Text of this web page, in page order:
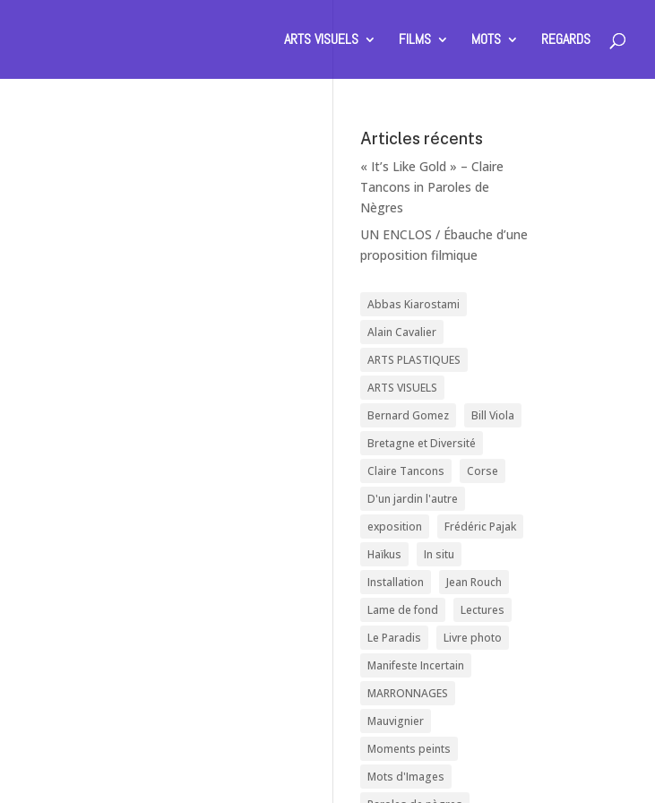
ARTS VISUELS FILMS MOTS REGARDS
Articles récents
« It’s Like Gold » – Claire
Tancons in Paroles de
Nègres
UN ENCLOS / Ébauche d’une
proposition filmique
Abbas Kiarostami
Alain Cavalier
ARTS PLASTIQUES
ARTS VISUELS
Bernard Gomez
Bill Viola
Bretagne et Diversité
Claire Tancons
Corse
D'un jardin l'autre
exposition
Frédéric Pajak
Haïkus
In situ
Installation
Jean Rouch
Lame de fond
Lectures
Le Paradis
Livre photo
Manifeste Incertain
MARRONNAGES
Mauvignier
Moments peints
Mots d'Images